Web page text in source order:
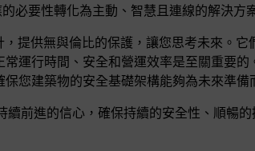
必要性轉化為主動、智慧且連線的解決方
提供無與倫比的保護，讓您思考未來。
運行時間、安全和營運效率是至關重要的
您建築物的安全基礎架構能夠為未來準備
續前進的信心，確保持續的安全性、順暢